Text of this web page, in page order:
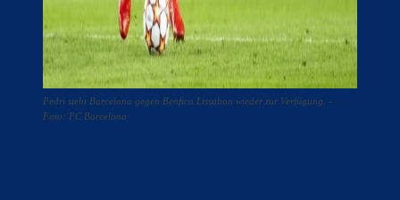
Pedri steht Barcelona gegen Benfica Lissabon wieder zur Verfügung. -
Foto: FC Barcelona